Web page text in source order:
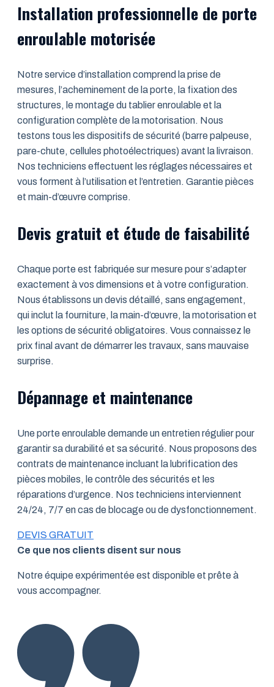
Installation professionnelle de porte
enroulable motorisée
Notre service d’installation comprend la prise de
mesures, l’acheminement de la porte, la fixation des
structures, le montage du tablier enroulable et la
configuration complète de la motorisation. Nous
testons tous les dispositifs de sécurité (barre palpeuse,
pare-chute, cellules photoélectriques) avant la livraison.
Nos techniciens effectuent les réglages nécessaires et
vous forment à l’utilisation et l’entretien. Garantie pièces
et main-d’œuvre comprise.
Devis gratuit et étude de faisabilité
Chaque porte est fabriquée sur mesure pour s’adapter
exactement à vos dimensions et à votre configuration.
Nous établissons un devis détaillé, sans engagement,
qui inclut la fourniture, la main-d’œuvre, la motorisation et
les options de sécurité obligatoires. Vous connaissez le
prix final avant de démarrer les travaux, sans mauvaise
surprise.
Dépannage et maintenance
Une porte enroulable demande un entretien régulier pour
garantir sa durabilité et sa sécurité. Nous proposons des
contrats de maintenance incluant la lubrification des
pièces mobiles, le contrôle des sécurités et les
réparations d’urgence. Nos techniciens interviennent
24/24, 7/7 en cas de blocage ou de dysfonctionnement.
DEVIS GRATUIT
Ce que nos clients disent sur nous
Notre équipe expérimentée est disponible et prête à
vous accompagner.